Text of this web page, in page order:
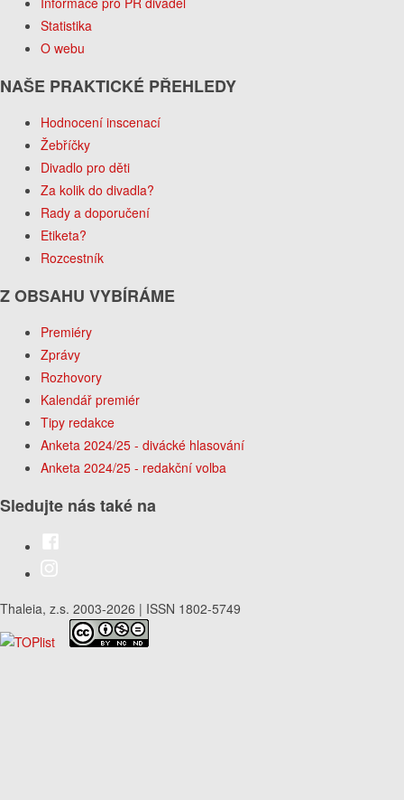
Statistika
O webu
NAŠE PRAKTICKÉ PŘEHLEDY
Hodnocení inscenací
Žebříčky
Divadlo pro děti
Za kolik do divadla?
Rady a doporučení
Etiketa?
Rozcestník
Z OBSAHU VYBÍRÁME
Premiéry
Zprávy
Rozhovory
Kalendář premiér
Tipy redakce
Anketa 2024/25 - divácké hlasování
Anketa 2024/25 - redakční volba
Sledujte nás také na
Thaleia, z.s. 2003-2026 | ISSN 1802-5749